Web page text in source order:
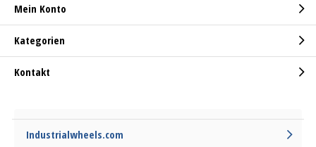
Mein Konto
Kategorien
Kontakt
Industrialwheels.com